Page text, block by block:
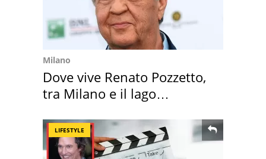
Milano
Dove vive Renato Pozzetto,
tra Milano e il lago
LIFESTYLE